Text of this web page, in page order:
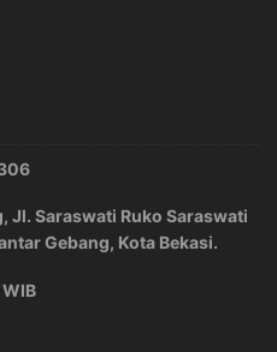
Jl. Saraswati Ruko Saraswati
Gebang, Kota Bekasi.